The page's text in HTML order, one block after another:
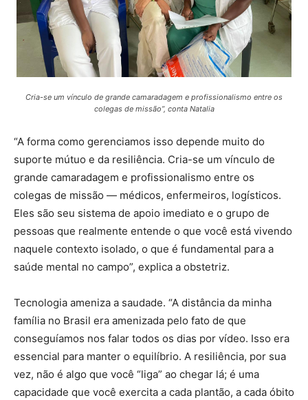
Cria-se um vínculo de grande camaradagem e profissionalismo entre os
colegas de missão”, conta Natalia
“A forma como gerenciamos isso depende muito do
suporte mútuo e da resiliência. Cria-se um vínculo de
grande camaradagem e profissionalismo entre os
colegas de missão — médicos, enfermeiros, logísticos.
Eles são seu sistema de apoio imediato e o grupo de
pessoas que realmente entende o que você está vivendo
naquele contexto isolado, o que é fundamental para a
saúde mental no campo”, explica a obstetriz.
Tecnologia ameniza a saudade. “A distância da minha
família no Brasil era amenizada pelo fato de que
conseguíamos nos falar todos os dias por vídeo. Isso era
essencial para manter o equilíbrio. A resiliência, por sua
vez, não é algo que você “liga” ao chegar lá; é uma
capacidade que você exercita a cada plantão, a cada óbito